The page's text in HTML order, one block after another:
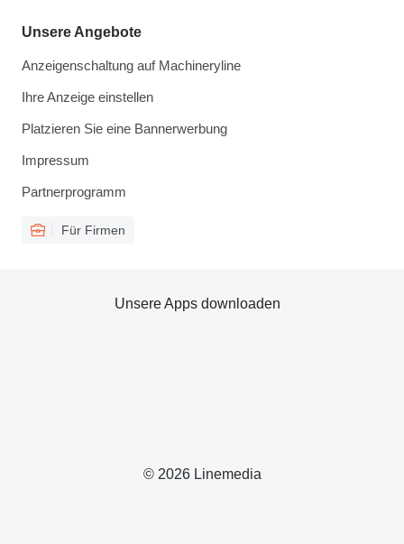
Unsere Angebote
Anzeigenschaltung auf Machineryline
Ihre Anzeige einstellen
Platzieren Sie eine Bannerwerbung
Impressum
Partnerprogramm
Für Firmen
© 2026 Linemedia
Unsere Apps downloaden